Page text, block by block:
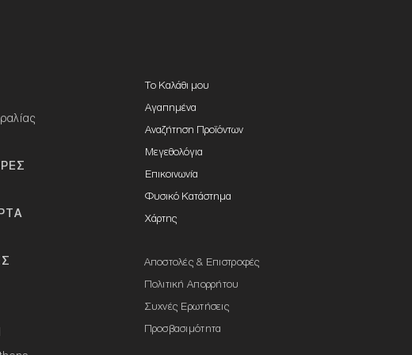
Το Καλάθι μου
Αγαπημένα
Αναζήτηση Προϊόντων
Μεγεθολόγια
Επικοινωνία
Φυσικό Κατάστημα
Χάρτης
Αποστολές & Επιστροφές
Πολιτική Απορρήτου
Συχνές Ερωτήσεις
Προσβασιμότητα